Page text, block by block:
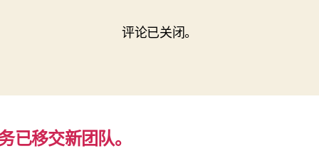
评论已关闭。
已移交新团队。